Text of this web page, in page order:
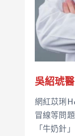
吳紹琥
網紅苡琍
冒線等問
「牛奶針